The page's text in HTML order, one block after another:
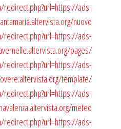
ads-
nuovo
ads-
pages/
redirect.php?url=https://ads-
template/
redirect.php?url=https://ads-
meteo
ads-